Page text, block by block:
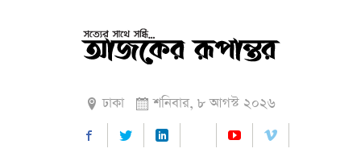
ঢাকা শনিবার, ৮ আগস্ট ২০২৬